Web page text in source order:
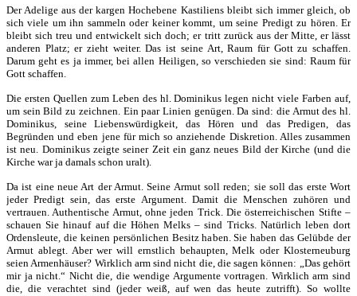
Der Adelige aus der kargen Hochebene Kastiliens bleibt sich immer gleich, ob
sich viele um ihn sammeln oder keiner kommt, um seine Predigt zu hören. Er
bleibt sich treu und entwickelt sich doch; er tritt zurück aus der Mitte, er lässt
anderen Platz; er zieht weiter. Das ist seine Art, Raum für Gott zu schaffen.
Darum geht es ja immer, bei allen Heiligen, so verschieden sie sind: Raum für
Gott schaffen.
Die ersten Quellen zum Leben des hl. Dominikus legen nicht viele Farben auf,
um sein Bild zu zeichnen. Ein paar Linien genügen. Da sind: die Armut des hl.
Dominikus, seine Liebenswürdigkeit, das Hören und das Predigen, das
Begründen und eben jene für mich so anziehende Diskretion. Alles zusammen
ist neu. Dominikus zeigte seiner Zeit ein ganz neues Bild der Kirche (und die
Kirche war ja damals schon uralt).
Da ist eine neue Art der Armut. Seine Armut soll reden; sie soll das erste Wort
jeder Predigt sein, das erste Argument. Damit die Menschen zuhören und
vertrauen. Authentische Armut, ohne jeden Trick. Die österreichischen Stifte –
schauen Sie hinauf auf die Höhen Melks – sind Tricks. Natürlich leben dort
Ordensleute, die keinen persönlichen Besitz haben. Sie haben das Gelübde der
Armut ablegt. Aber wer will ernstlich behaupten, Melk oder Klosterneuburg
seien Armenhäuser? Wirklich arm sind nicht die, die sagen können: „Das gehört
mir ja nicht.“ Nicht die, die wendige Argumente vortragen. Wirklich arm sind
die, die verachtet sind (jeder weiß, auf wen das heute zutrifft). So wollte